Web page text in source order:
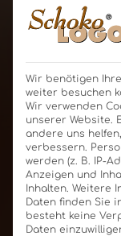
Wir benötigen
weiter besuchen
Wir verwenden
unserer Website.
andere uns
verbessern.
werden (z. B. IP-
Anzeigen und
Inhalten. Weitere
Daten finden Sie
besteht keine
Daten